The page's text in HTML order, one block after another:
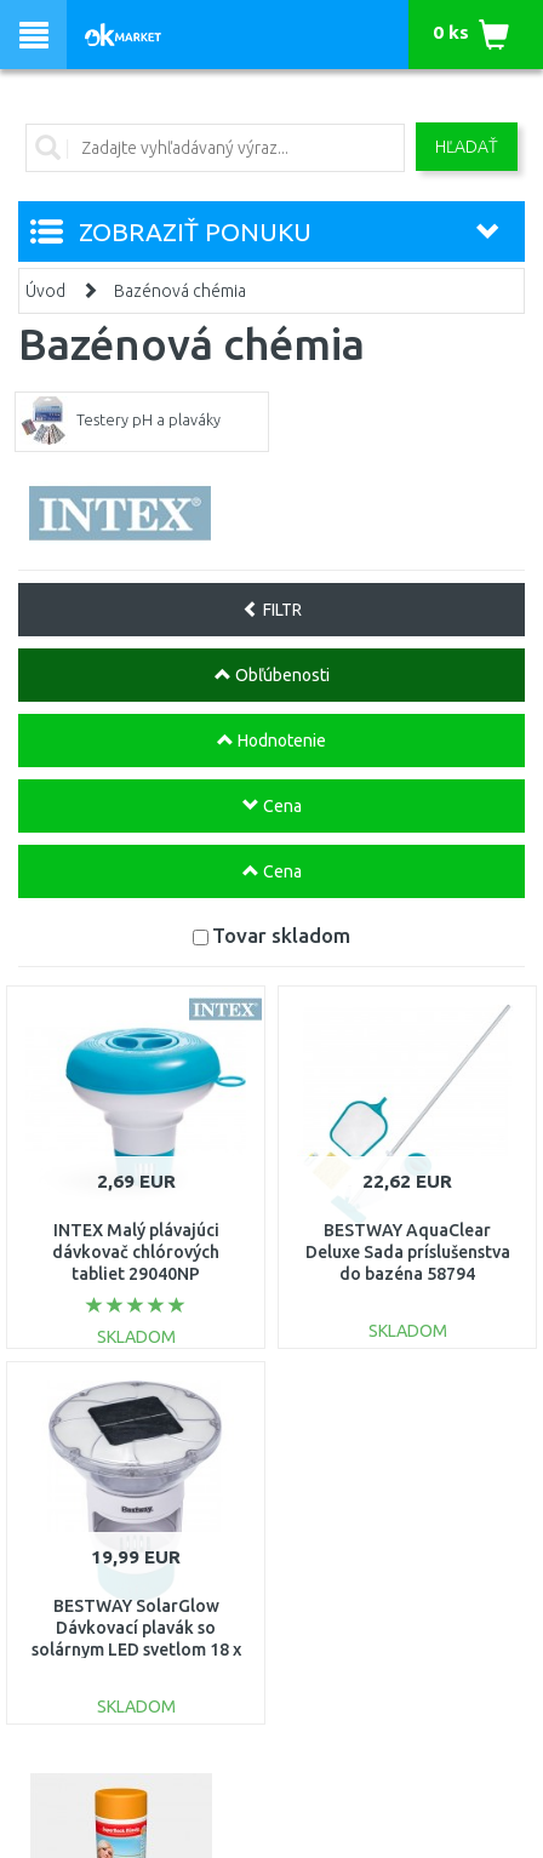
HĽADAŤ
0 ks
ZOBRAZIŤ PONUKU
Úvod Bazénová chémia
Bazénová chémia
Testery pH a plaváky
FILTR
Obľúbenosti
Hodnotenie
Cena
Cena
Tovar skladom
2,69 EUR
INTEX Malý plávajúci
dávkovač chlórových
tabliet 29040NP
SKLADOM
DO KOŠÍKA
Porovnať
22,62 EUR
BESTWAY AquaClear
Deluxe Sada príslušenstva
do bazéna 58794
SKLADOM
19,99 EUR
BESTWAY SolarGlow
Dávkovací plavák so
solárnym LED svetlom 18 x
SKLADOM
Porovnať